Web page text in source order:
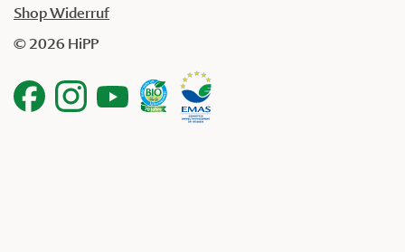
Shop Widerruf
© 2026 HiPP